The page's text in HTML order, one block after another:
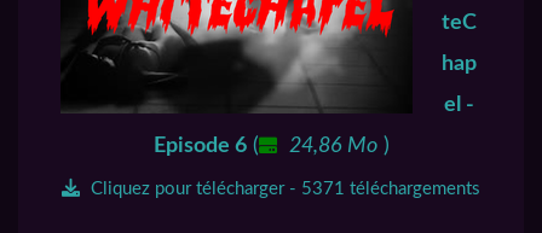
teC
hap
el -
Episode 6( 24,86 Mo )
Cliquez pour télécharger - 5371 téléchargements